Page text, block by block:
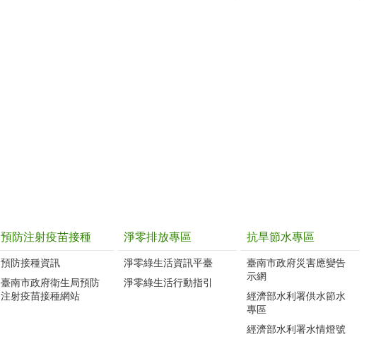
預防注射疫苗接種
預防接種資訊
臺南市政府衛生局預防
注射疫苗接種網站
淨零排放專區
淨零綠生活資訊平臺
淨零綠生活行動指引
抗旱節水專區
臺南市政府災害應變告
示網
經濟部水利署供水節水
專區
經濟部水利署水情燈號